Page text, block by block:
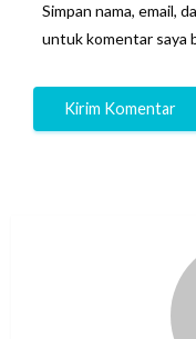
Simpan nama, email,
untuk komentar saya